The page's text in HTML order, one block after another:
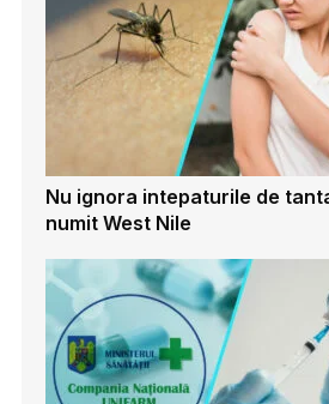
Nu ignora intepaturile de
numit West Nile